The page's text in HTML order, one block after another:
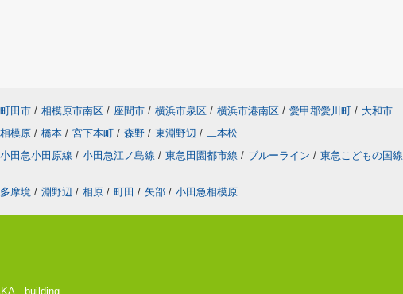
町田市 / 相模原市南区 / 座間市 / 横浜市泉区 / 横浜市港南区 / 愛甲郡愛川町 / 大和市
相模原 / 橋本 / 宮下本町 / 森野 / 東淵野辺 / 二本松
小田急小田原線 / 小田急江ノ島線 / 東急田園都市線 / ブルーライン / 東急こどもの国線
多摩境 / 淵野辺 / 相原 / 町田 / 矢部 / 小田急相模原
building